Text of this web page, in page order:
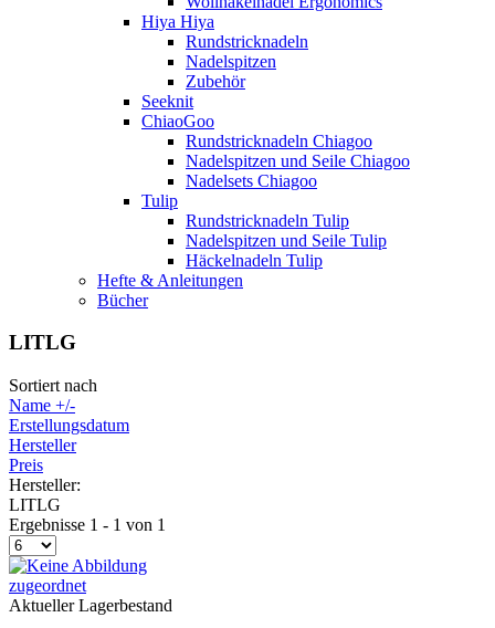
Hiya Hiya
Rundstricknadeln
Nadelspitzen
Zubehör
Seeknit
ChiaoGoo
Rundstricknadeln Chiagoo
Nadelspitzen und Seile Chiagoo
Nadelsets Chiagoo
Tulip
Rundstricknadeln Tulip
Nadelspitzen und Seile Tulip
Häckelnadeln Tulip
Hefte & Anleitungen
Bücher
LITLG
Sortiert nach
Name +/-
Erstellungsdatum
Hersteller
Preis
Hersteller:
LITLG
Ergebnisse 1 - 1 von 1
Aktueller Lagerbestand